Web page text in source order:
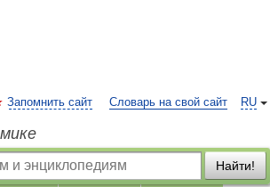
RU
Запомнить сайт Словарь на свой сайт
Найти!